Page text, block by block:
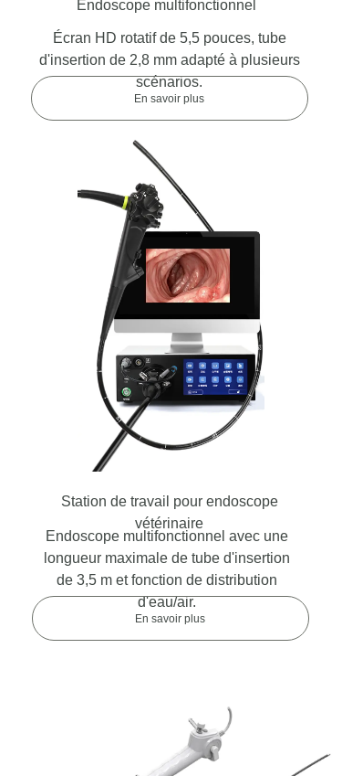
Endoscope multifonctionnel
Écran HD rotatif de 5,5 pouces, tube
d'insertion de 2,8 mm adapté à plusieurs
scénarios.
En savoir plus
Station de travail pour endoscope
vétérinaire
Endoscope multifonctionnel avec une
longueur maximale de tube d'insertion
de 3,5 m et fonction de distribution
d'eau/air.
En savoir plus